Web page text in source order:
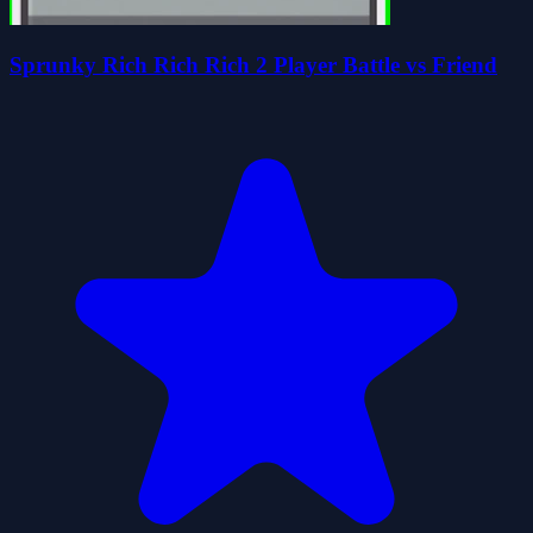
Sprunky Rich Rich Rich 2 Player Battle vs Friend